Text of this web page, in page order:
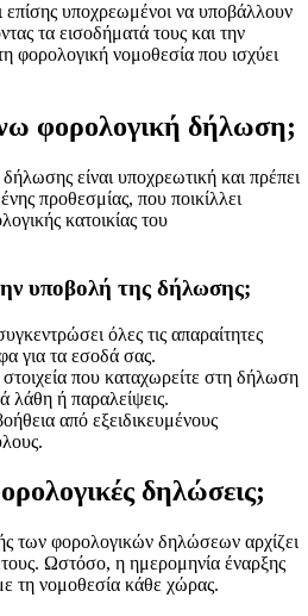
επίσης υποχρεωμένοι να υποβάλλουν
τα εισοδήματά τους και την
φορολογική νομοθεσία που ισχύει
φορολογική δήλωση;
είναι υποχρεωτική και πρέπει
προθεσμίας, που ποικίλλει
κατοικίας του
υποβολή της δήλωσης;
όλες τις απαραίτητες
για τα εσοδά σας.
που καταχωρείτε στη δήλωση
λάθη ή παραλείψεις.
από εξειδικευμένους
δηλώσεις;
των φορολογικών δηλώσεων αρχίζει
Ωστόσο, η ημερομηνία έναρξης
τη νομοθεσία κάθε χώρας.